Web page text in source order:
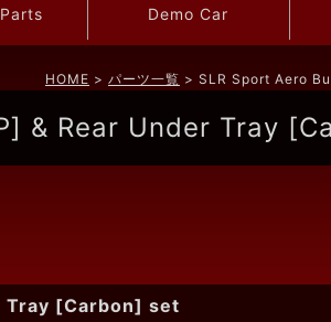
Demo Car
HOME > パーツ一覧 > SLR Sport Aero
& Rear Under Tray
Tray [Carbon] set